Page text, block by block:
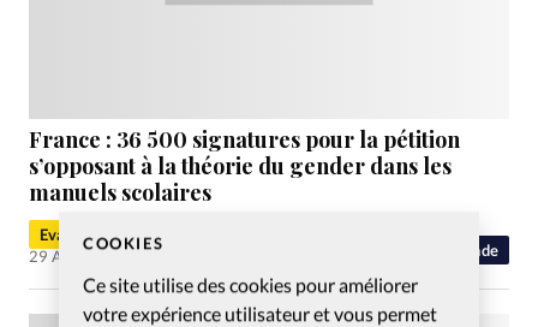
COOKIES
Ce site utilise des cookies pour améliorer
votre expérience utilisateur et vous permet
Monde
France : 36 500 signatures pour la pétition
s’opposant à la théorie du gender dans les
manuels scolaires
Evangéliques.info
29 Août 2011